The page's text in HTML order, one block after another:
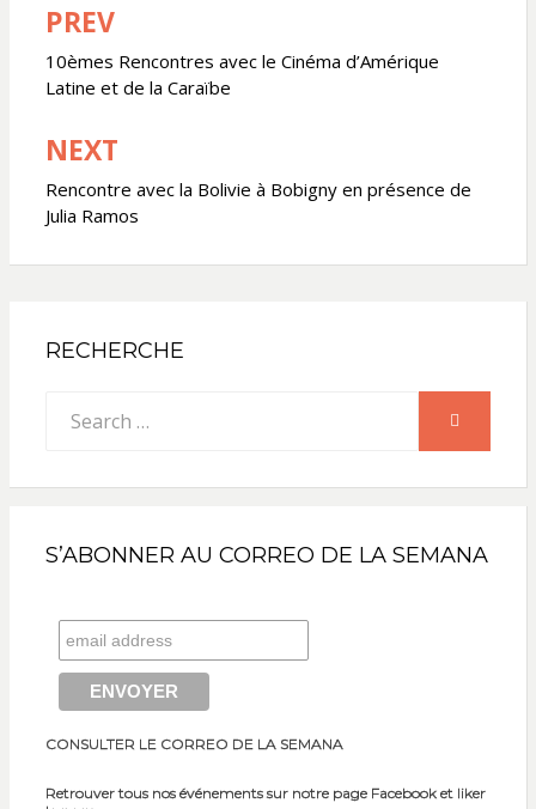
Navigation
de
l’article
PREV
10èmes Rencontres avec le Cinéma d’Amérique
Latine et de la Caraïbe
NEXT
Rencontre avec la Bolivie à Bobigny en présence de
Julia Ramos
RECHERCHE
for:
SEARCH
S’ABONNER AU CORREO DE LA SEMANA
CONSULTER LE CORREO DE LA SEMANA
Retrouver tous nos événements sur notre page Facebook et liker